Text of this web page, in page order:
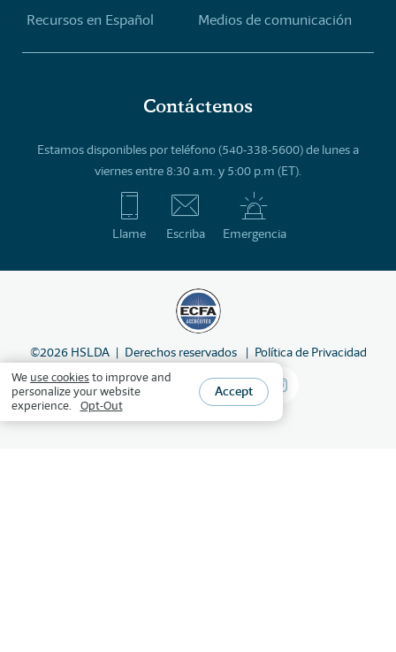
Recursos en Español
Medios de comunicación
Contáctenos
Estamos disponibles por teléfono (540-338-5600) de lunes a
viernes entre 8:30 a.m. y 5:00 p.m (ET).
Llame Escriba Emergencia
©2026 HSLDA Derechos reservados Política de Privacidad
We use cookiesto improve and
personalize your website
experience.
Opt-Out
Accept